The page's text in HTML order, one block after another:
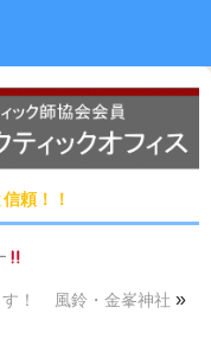
頼！！
！ 風鈴・金峯神社 »